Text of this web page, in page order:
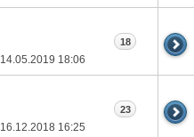
14.05.2019 18:06
18
16.12.2018 16:25
23